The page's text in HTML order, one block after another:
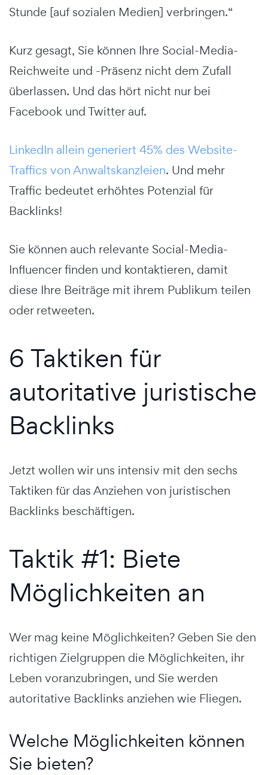
Stunde [auf sozialen Medien] verbringen.“
Kurz gesagt, Sie können Ihre Social-Media-
Reichweite und -Präsenz nicht dem Zufall
überlassen. Und das hört nicht nur bei
Facebook und Twitter auf.
LinkedIn allein generiert 45% des Website-
Traffics von Anwaltskanzleien. Und mehr
Traffic bedeutet erhöhtes Potenzial für
Backlinks!
Sie können auch relevante Social-Media-
Influencer finden und kontaktieren, damit
diese Ihre Beiträge mit ihrem Publikum teilen
oder retweeten.
6 Taktiken für
autoritative juristische
Backlinks
Jetzt wollen wir uns intensiv mit den sechs
Taktiken für das Anziehen von juristischen
Backlinks beschäftigen.
Taktik #1: Biete
Möglichkeiten an
Wer mag keine Möglichkeiten? Geben Sie den
richtigen Zielgruppen die Möglichkeiten, ihr
Leben voranzubringen, und Sie werden
autoritative Backlinks anziehen wie Fliegen.
Welche Möglichkeiten können
Sie bieten?